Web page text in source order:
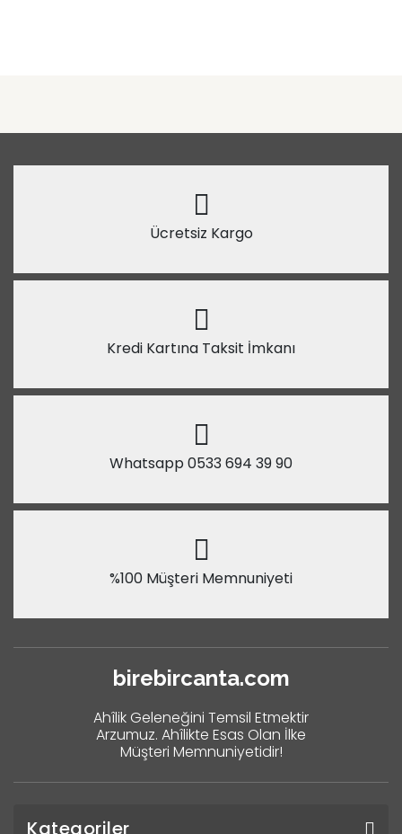
Ücretsiz Kargo
Kredi Kartına Taksit İmkanı
Whatsapp 0533 694 39 90
%100 Müşteri Memnuniyeti
birebircanta.com
Ahîlik Geleneğini Temsil Etmektir
Arzumuz. Ahîlikte Esas Olan İlke
Müşteri Memnuniyetidir!
Kategoriler